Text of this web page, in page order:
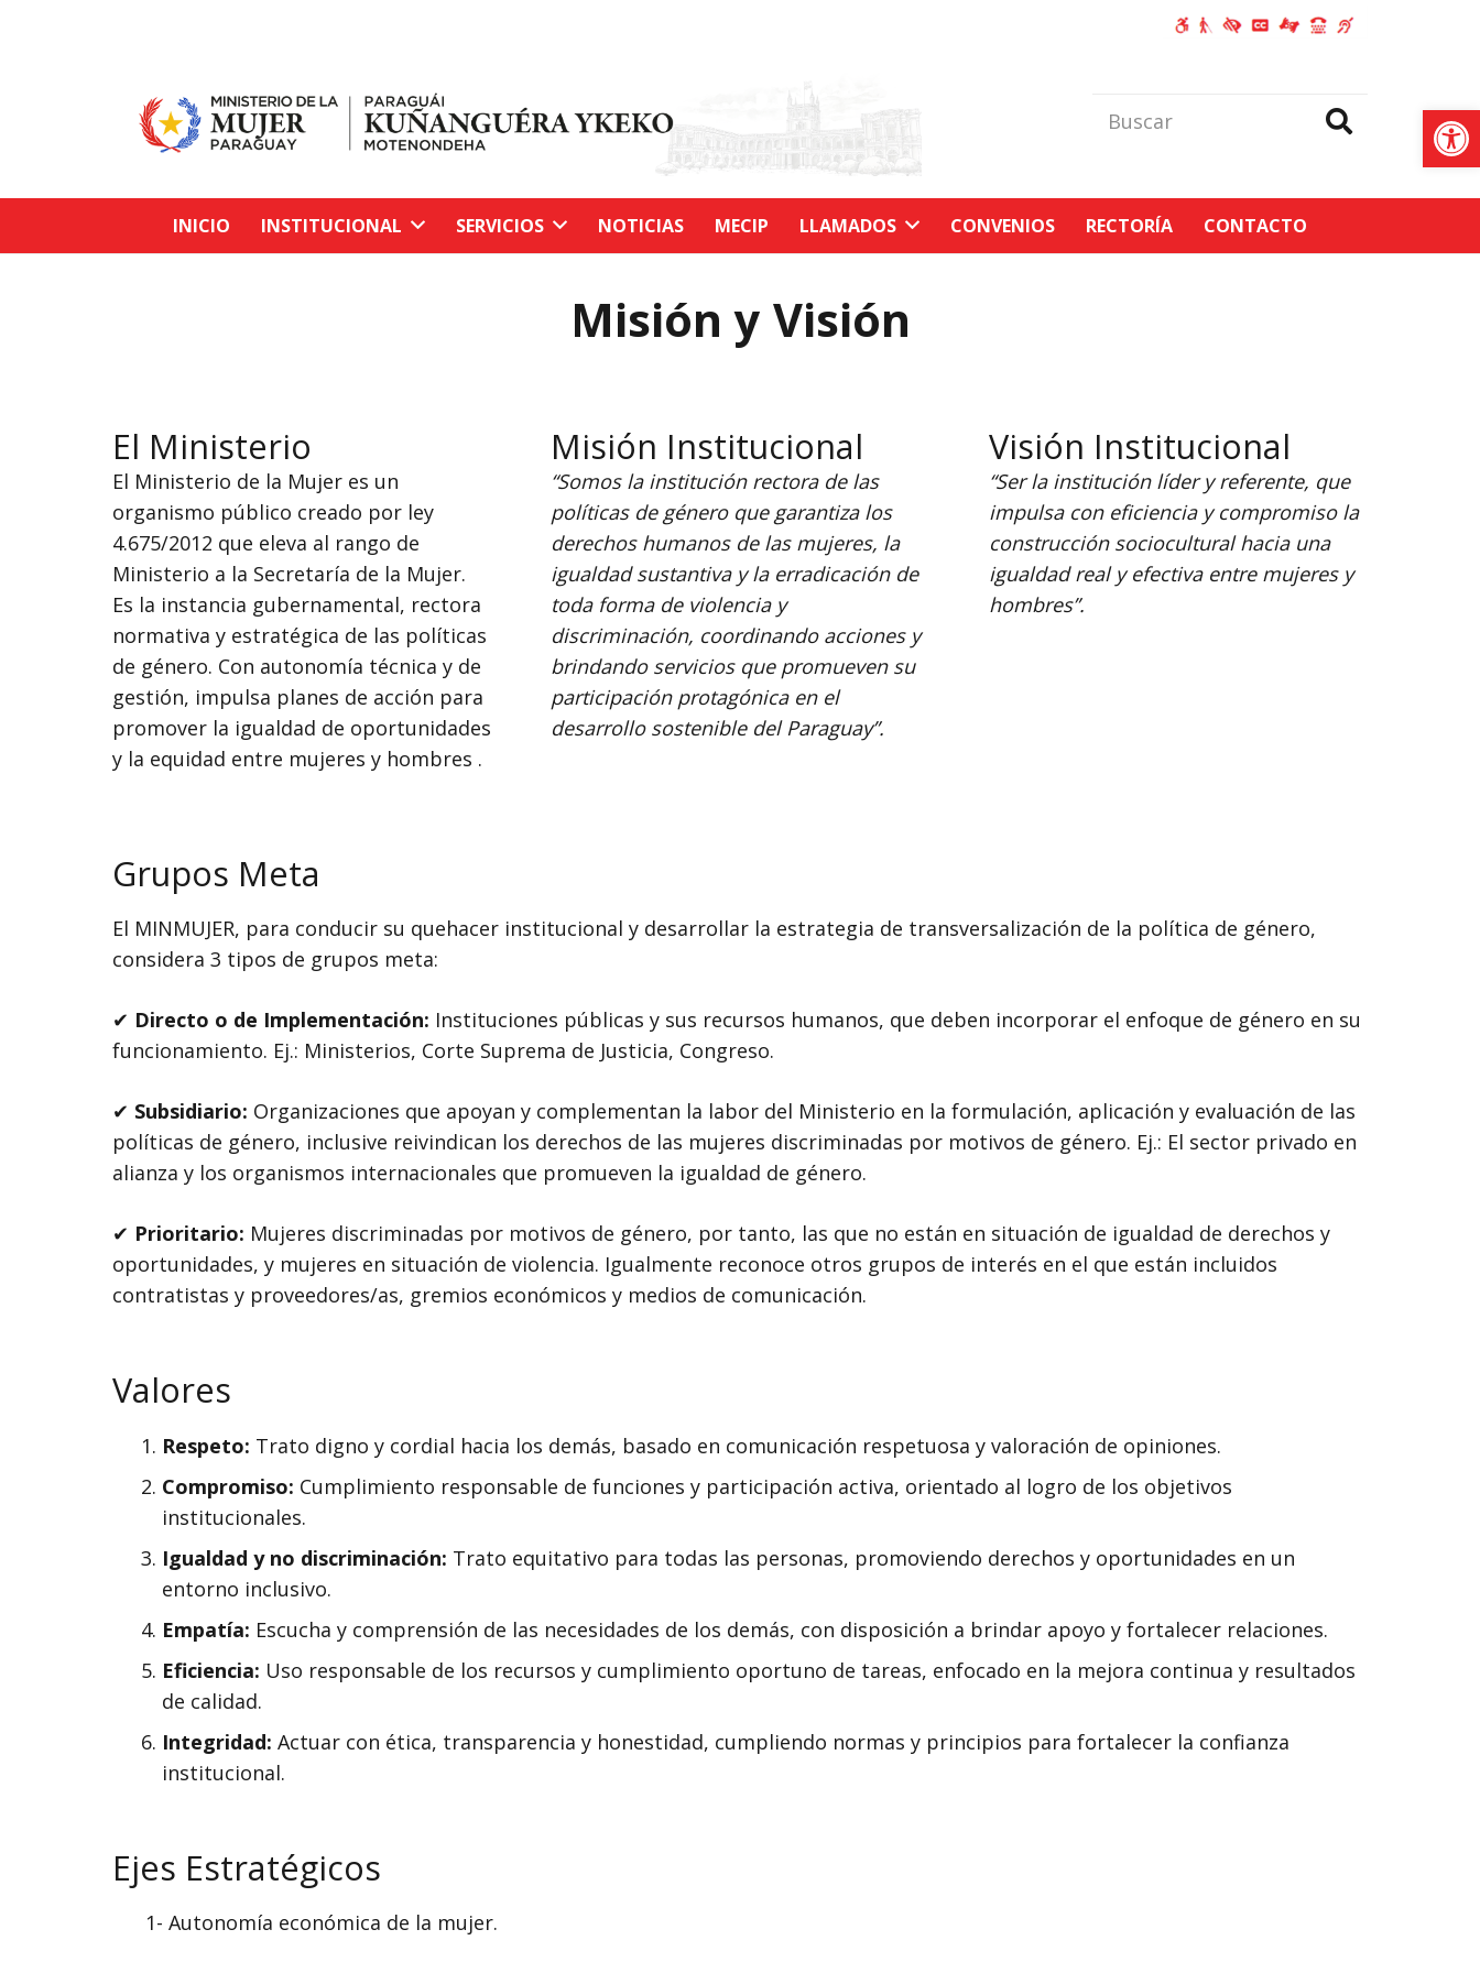
INICIO INSTITUCIONAL SERVICIOS NOTICIAS MECIP LLAMADOS CONVENIOS RECTORÍA CONTACTO
Misión y Visión
El Ministerio
El Ministerio de la Mujer es un
organismo público creado por ley
4.675/2012 que eleva al rango de
Ministerio a la Secretaría de la Mujer.
Es la instancia gubernamental, rectora
normativa y estratégica de las políticas
de género. Con autonomía técnica y de
gestión, impulsa planes de acción para
promover la igualdad de oportunidades
y la equidad entre mujeres y hombres .
Misión Institucional
“Somos la institución rectora de las
políticas de género que garantiza los
derechos humanos de las mujeres, la
igualdad sustantiva y la erradicación de
toda forma de violencia y
discriminación, coordinando acciones y
brindando servicios que promueven su
participación protagónica en el
desarrollo sostenible del Paraguay”.
Visión Institucional
“Ser la institución líder y referente, que
impulsa con eficiencia y compromiso la
construcción sociocultural hacia una
igualdad real y efectiva entre mujeres y
hombres”.
Grupos Meta
El MINMUJER, para conducir su quehacer institucional y desarrollar la estrategia de transversalización de la política de género,
considera 3 tipos de grupos meta:
✔ Directo o de Implementación: Instituciones públicas y sus recursos humanos, que deben incorporar el enfoque de género en su
funcionamiento. Ej.: Ministerios, Corte Suprema de Justicia, Congreso.
✔ Subsidiario: Organizaciones que apoyan y complementan la labor del Ministerio en la formulación, aplicación y evaluación de las
políticas de género, inclusive reivindican los derechos de las mujeres discriminadas por motivos de género. Ej.: El sector privado en
alianza y los organismos internacionales que promueven la igualdad de género.
✔ Prioritario: Mujeres discriminadas por motivos de género, por tanto, las que no están en situación de igualdad de derechos y
oportunidades, y mujeres en situación de violencia. Igualmente reconoce otros grupos de interés en el que están incluidos
contratistas y proveedores/as, gremios económicos y medios de comunicación.
Valores
Respeto: Trato digno y cordial hacia los demás, basado en comunicación respetuosa y valoración de opiniones.
Compromiso: Cumplimiento responsable de funciones y participación activa, orientado al logro de los objetivos
institucionales.
Igualdad y no discriminación: Trato equitativo para todas las personas, promoviendo derechos y oportunidades en un
entorno inclusivo.
Empatía: Escucha y comprensión de las necesidades de los demás, con disposición a brindar apoyo y fortalecer relaciones.
Eficiencia: Uso responsable de los recursos y cumplimiento oportuno de tareas, enfocado en la mejora continua y resultados
de calidad.
Integridad: Actuar con ética, transparencia y honestidad, cumpliendo normas y principios para fortalecer la confianza
institucional.
Ejes Estratégicos
1- Autonomía económica de la mujer.